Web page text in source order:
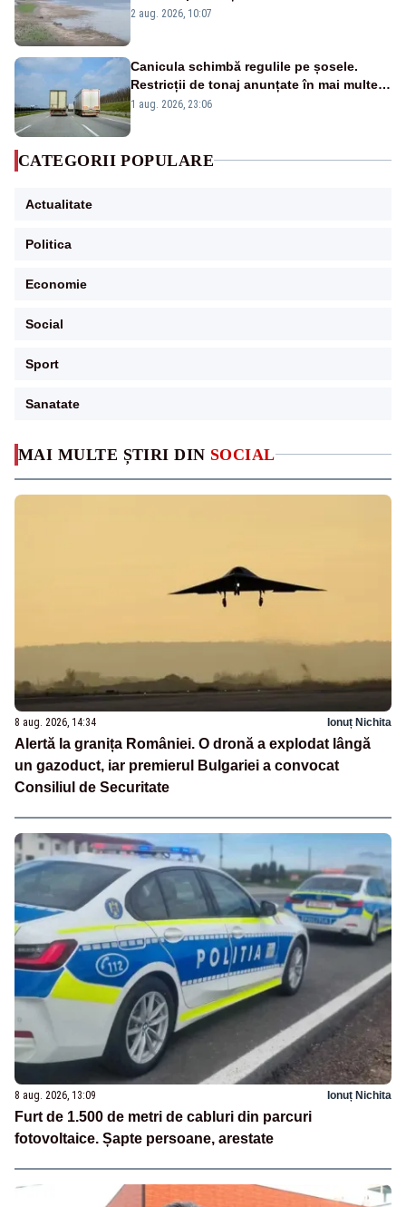
MAI MULTE ȘTIRI DIN SOCIAL
8 aug. 2026, 14:34 Ionuț Nichita
Alertă la granița României. O dronă a explodat lângă
un gazoduct, iar premierul Bulgariei a convocat
Consiliul de Securitate
8 aug. 2026, 13:09 Ionuț Nichita
Furt de 1.500 de metri de cabluri din parcuri
fotovoltaice. Șapte persoane, arestate
va detona o stâncă și va devia apa
2 aug. 2026, 10:07
Canicula schimbă regulile pe șosele.
Restricții de tonaj anunțate în mai multe
județe
1 aug. 2026, 23:06
CATEGORII POPULARE
Actualitate
Politica
Economie
Social
Sport
Sanatate